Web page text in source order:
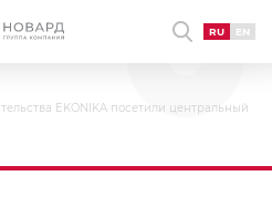
RU EN
EKONIKA посетили центральный